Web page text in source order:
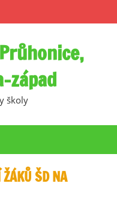
západ
školy
ŠD NA